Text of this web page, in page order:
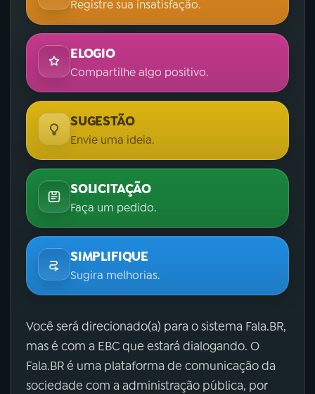
Registre sua insatisfação.
ELOGIO
Compartilhe algo positivo.
SUGESTÃO
Envie uma ideia.
SOLICITAÇÃO
Faça um pedido.
SIMPLIFIQUE
Sugira melhorias.
Você será direcionado(a) para o sistema Fala.BR,
mas é com a EBC que estará dialogando. O
Fala.BR é uma plataforma de comunicação da
sociedade com a administração pública, por